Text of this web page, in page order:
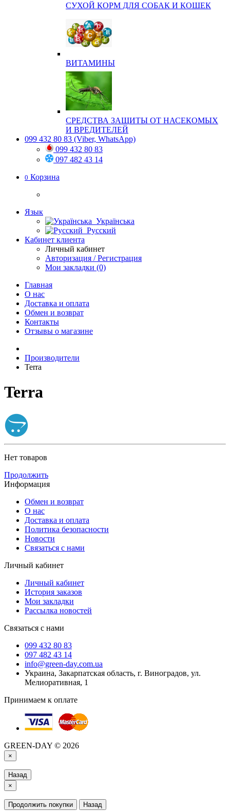
СУХОЙ КОРМ ДЛЯ СОБАК И КОШЕК
ВИТАМИНЫ
СРЕДСТВА ЗАЩИТЫ ОТ НАСЕКОМЫХ
И ВРЕДИТЕЛЕЙ
099 432 80 83 (Viber, WhatsApp)
099 432 80 83
097 482 43 14
0 Корзина
Язык
Українська
Русский
Кабинет клиента
Личный кабинет
Авторизация / Регистрация
Мои закладки (0)
Главная
О нас
Доставка и оплата
Обмен и возврат
Контакты
Отзывы о магазине
Производители
Terra
Terra
Нет товаров
Продолжить
Информация
Обмен и возврат
О нас
Доставка и оплата
Политика безопасности
Новости
Связаться с нами
Личный кабинет
Личный кабинет
История заказов
Мои закладки
Рассылка новостей
Связаться с нами
099 432 80 83
097 482 43 14
info@green-day.com.ua
Украина, Закарпатская область, г. Виноградов, ул.
Мелиоративная, 1
Принимаем к оплате
GREEN-DAY © 2026
×
Назад
×
Продолжить покупки Назад